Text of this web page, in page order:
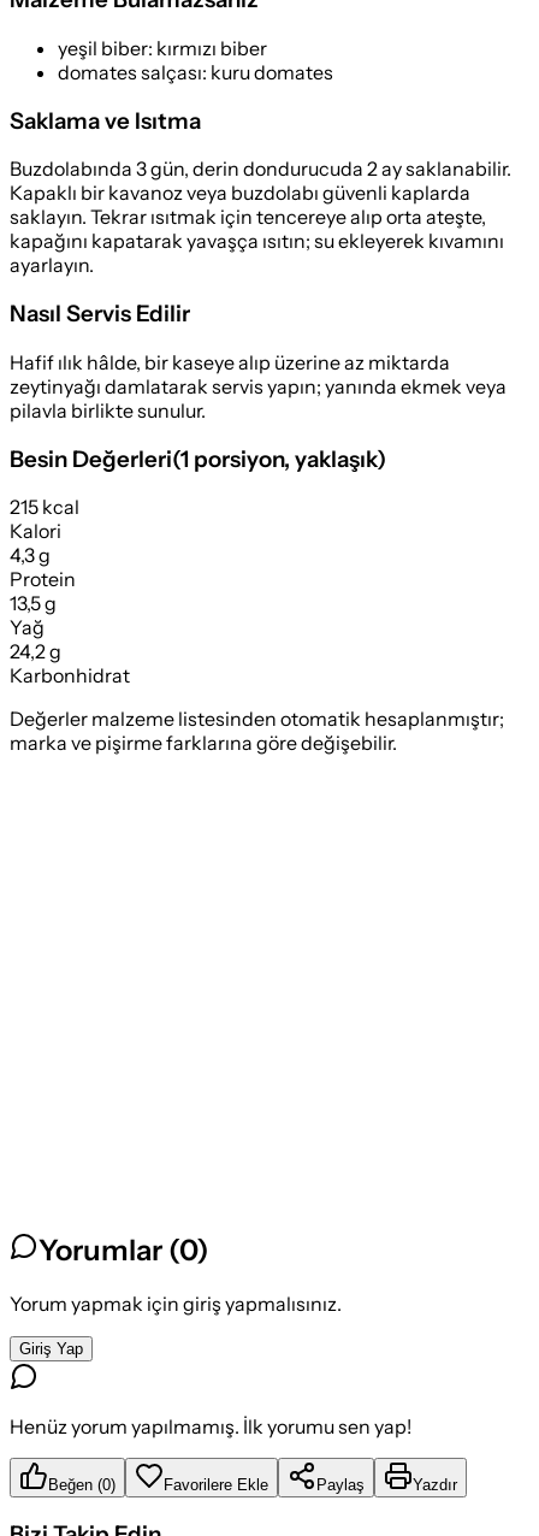
yeşil biber: kırmızı biber
domates salçası: kuru domates
Saklama ve Isıtma
Buzdolabında 3 gün, derin dondurucuda 2 ay saklanabilir.
Kapaklı bir kavanoz veya buzdolabı güvenli kaplarda
saklayın. Tekrar ısıtmak için tencereye alıp orta ateşte,
kapağını kapatarak yavaşça ısıtın; su ekleyerek kıvamını
ayarlayın.
Nasıl Servis Edilir
Hafif ılık hâlde, bir kaseye alıp üzerine az miktarda
zeytinyağı damlatarak servis yapın; yanında ekmek veya
pilavla birlikte sunulur.
Besin Değerleri(1 porsiyon, yaklaşık)
215 kcal
Kalori
4,3 g
Protein
13,5 g
Yağ
24,2 g
Karbonhidrat
Değerler malzeme listesinden otomatik hesaplanmıştır;
marka ve pişirme farklarına göre değişebilir.
Yorumlar (0)
Yorum yapmak için giriş yapmalısınız.
Giriş Yap
Henüz yorum yapılmamış. İlk yorumu sen yap!
Beğen (0) Favorilere Ekle Paylaş Yazdır